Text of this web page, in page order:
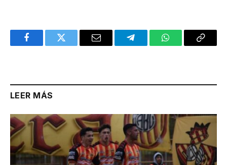
FacebookTwitter Email TelegramWhatsAppCopy
LEER MÁS